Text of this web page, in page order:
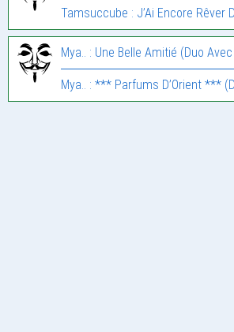
Tamsuccube : J’Ai Encore Rêver
Mya.. : Une Belle Amitié (Duo
Mya.. : *** Parfums D’Orient ***